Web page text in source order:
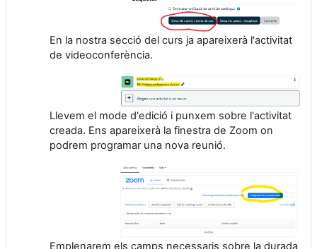
En la nostra secció del curs ja apareixerà l'activitat
de videoconferència.
Llevem el mode d'edició i punxem sobre l'activitat
creada. Ens apareixerà la finestra de Zoom on
podrem programar una nova reunió.
Emplenarem els camps necessaris sobre la durada